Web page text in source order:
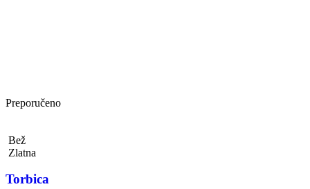
Preporučeno
Bež
Zlatna
Torbica